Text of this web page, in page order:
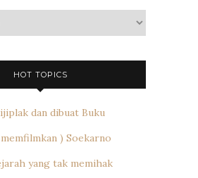
HOT TOPICS
dan dibuat Buku
) Soekarno
yang tak memihak